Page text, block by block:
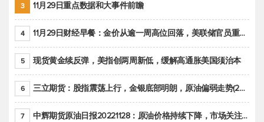
3 11月29日重点数据和大事件前瞻
4 11月29日财经早餐：金价从逾一周高位回落，美联储官员重申鹰派立场推动美元回升
5 现货黄金续反弹，美指创两周新低，缓解高通胀美国须治本
6 三立期货：股指震荡上行，金银底部明朗，原油偏弱走势(20221128收评)
7 中辉期货原油日报20221128：原油价格持续下降，市场关注OPEC+新一轮产能政策